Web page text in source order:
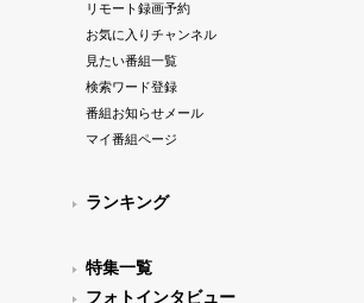
リモート録画予約
お気に入りチャンネル
見たい番組一覧
検索ワード登録
番組お知らせメール
マイ番組ページ
ランキング
特集一覧
フォトインタビュー